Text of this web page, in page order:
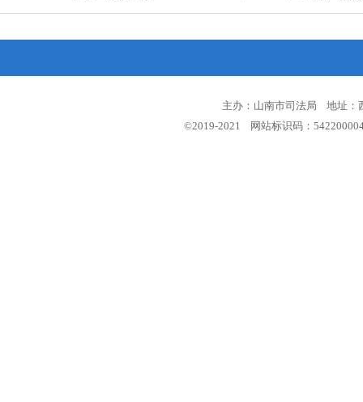
主办：山南市司法局 地址：
©2019-2021 网站标识码：